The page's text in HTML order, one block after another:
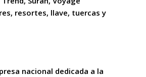
resortes, llave, tuercas y
nacional dedicada a la